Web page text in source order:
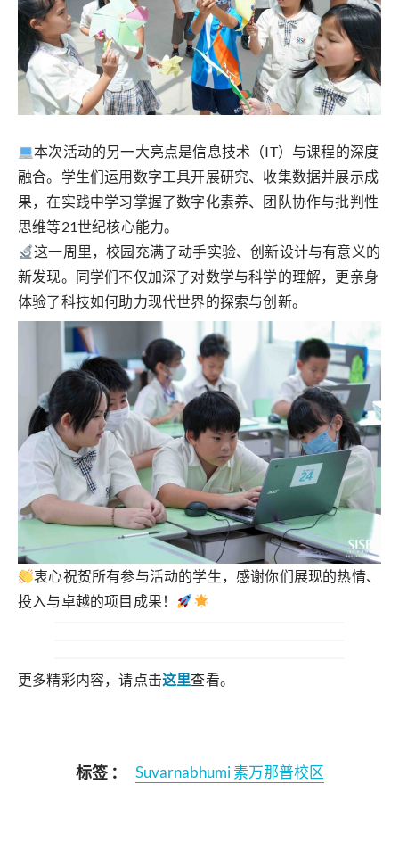
本次活动的另一大亮点是信息技术（IT）与课程的深度
融合。学生们运用数字工具开展研究、收集数据并展示成
果，在实践中学习掌握了数字化素养、团队协作与批判性
思维等21世纪核心能力。
这一周里，校园充满了动手实验、创新设计与有意义的
新发现。同学们不仅加深了对数学与科学的理解，更亲身
体验了科技如何助力现代世界的探索与创新。
衷心祝贺所有参与活动的学生，感谢你们展现的热情、
投入与卓越的项目成果！
更多精彩内容，请点击这里查看。
标签 ： Suvarnabhumi 素万那普校区